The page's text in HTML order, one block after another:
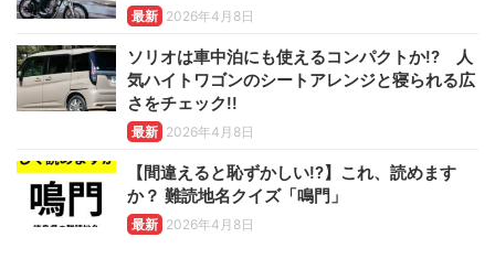
最新 2026年4月8日
ソリオは車中泊にも使えるコンパクトか!? 人
気ハイトワゴンのシートアレンジと寝られる広
さをチェック!!
最新 2026年4月8日
【間違えると恥ずかしい!?】これ、読めます
か？ 難読地名クイズ「鳴門」
最新 2026年4月8日